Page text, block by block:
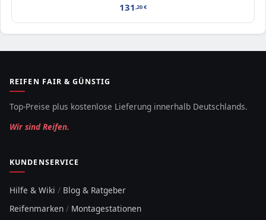
131 ,20€
REIFEN FAIR & GÜNSTIG
Top-Preise plus kostenlose Lieferung innerhalb Deutschlands.
Wir sind Reifen.
KUNDENSERVICE
Hilfe & Wiki / Blog & Ratgeber
Reifenmarken / Montagestationen